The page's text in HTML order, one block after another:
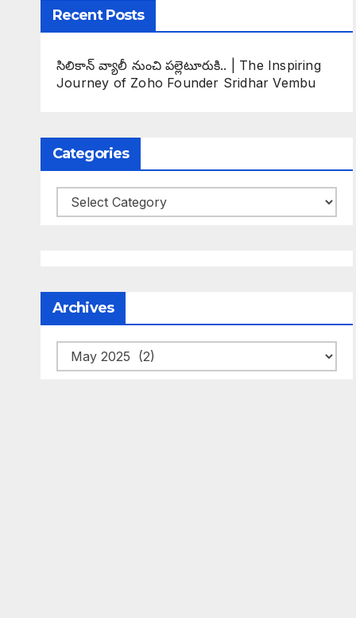
Recent Posts
సిలికాన్ వ్యాలీ నుంచి పల్లెటూరుకి.. | The Inspiring
Journey of Zoho Founder Sridhar Vembu
Categories
Categories
Archives
Archives